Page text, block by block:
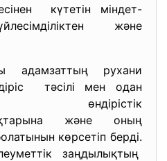
күтетін міндет-
және
адамзаттың рухани
тәсілі мен одан
өндірістік
және оның
көрсетіп берді.
заңдылықтың